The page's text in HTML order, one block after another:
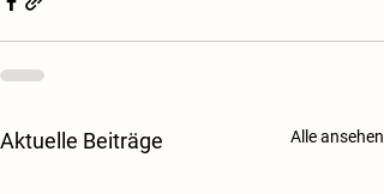
Aktuelle Beiträge Alle ansehen